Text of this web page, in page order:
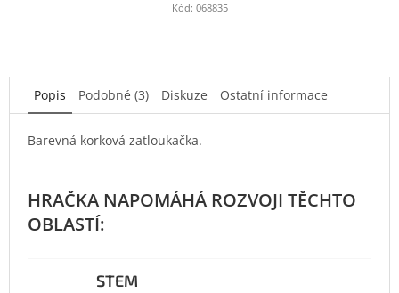
Kód: 068835
Popis Podobné (3) Diskuze Ostatní informace
Barevná korková zatloukačka.
STEM